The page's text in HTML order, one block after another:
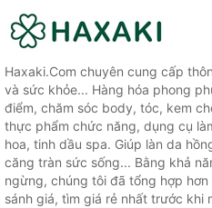
Haxaki.Com chuyên cung cấp
và sức khỏe... Hàng hóa phong
điểm, chăm sóc body, tóc, kem
thực phẩm chức năng, dụng cụ
hoa, tinh dầu spa. Giúp làn da
căng tràn sức sống... Bằng khả
ngừng, chúng tôi đã tổng hợp
sánh giá, tìm giá rẻ nhất trước khi